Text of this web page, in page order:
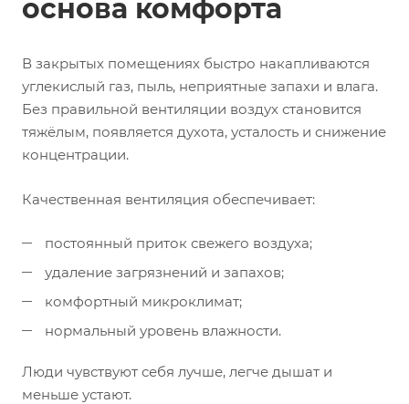
основа комфорта
В закрытых помещениях быстро накапливаются
углекислый газ, пыль, неприятные запахи и влага.
Без правильной вентиляции воздух становится
тяжёлым, появляется духота, усталость и снижение
концентрации.
Качественная вентиляция обеспечивает:
постоянный приток свежего воздуха;
удаление загрязнений и запахов;
комфортный микроклимат;
нормальный уровень влажности.
Люди чувствуют себя лучше, легче дышат и
меньше устают.